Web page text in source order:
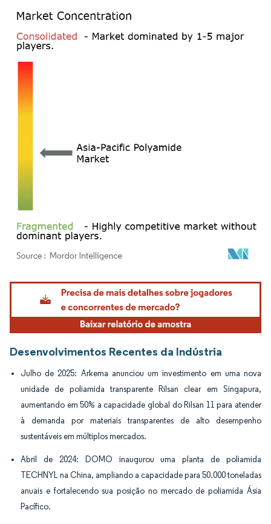
Imagem © Mordor Intelligence. O reuso requer atribuição conforme CC BY 4.0.
Desenvolvimentos Recentes da Indústria
Julho de 2025: Arkema anunciou um investimento em uma nova
unidade de poliamida transparente Rilsan clear em Singapura,
aumentando em 50% a capacidade global do Rilsan 11 para atender
à demanda por materiais transparentes de alto desempenho
sustentáveis em múltiplos mercados.
Abril de 2024: DOMO inaugurou uma planta de poliamida
TECHNYL na China, ampliando a capacidade para 50.000 toneladas
anuais e fortalecendo sua posição no mercado de poliamida Ásia
Pacífico.